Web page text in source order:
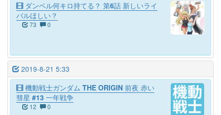
ダンベル何キロ持てる？ 第6話 新しいライ
バルほしい？
73 0
2019-8-21 5:33
機動戦士ガンダム THE ORIGIN 前夜 赤い
彗星 #13 一年戦争
12 0